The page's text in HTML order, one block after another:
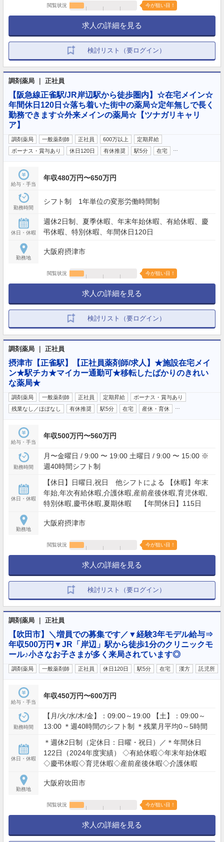
閲覧状況 今が狙い目！
求人の詳細を見る
検討リスト（要ログイン）
調剤薬局 ｜ 正社員
【阪急線正雀駅/JR岸辺駅から徒歩圏内】☆在宅メイン☆
年間休日120日☆落ち着いた街中の薬局☆定年無しで長く
勤務できます☆外来メインの薬局☆【ツナガリキャリ
ア】
調剤薬局 一般薬剤師 正社員 600万以上
定期昇給
ボーナス・賞与あり
休日120日 有休推奨 駅5分 在宅
給与・手当
年収480万円〜650万円
勤務時間
シフト制 1年単位の変形労働時間制
休日・休暇
週休2日制、夏季休暇、年末年始休暇、有給休暇、慶
弔休暇、特別休暇、年間休日120日
勤務地
大阪府摂津市
閲覧状況 今が狙い目！
求人の詳細を見る
検討リスト（要ログイン）
調剤薬局 ｜ 正社員
摂津市【正雀駅】【正社員薬剤師/求人】★施設在宅メイ
ン★駅チカ★マイカー通勤可★移転したばかりのきれい
な薬局★
調剤薬局 一般薬剤師 正社員 定期昇給
ボーナス・賞与あり
残業なし／ほぼなし
有休推奨 駅5分 在宅 産休・育休
給与・手当
年収500万円〜560万円
勤務時間
月〜金曜日 / 9:00 〜 19:00 土曜日 / 9:00 〜 15:00 ※
週40時間シフト制
休日・休暇
【休日】日曜日,祝日 他シフトによる 【休暇】年末
年始,年次有給休暇,介護休暇,産前産後休暇,育児休暇,
特別休暇,慶弔休暇,夏期休暇 【年間休日】115日
勤務地
大阪府摂津市
閲覧状況 今が狙い目！
求人の詳細を見る
検討リスト（要ログイン）
調剤薬局 ｜ 正社員
【吹田市】＼増員での募集です／▼経験3年モデル給与⇒
年収500万円▼JR「岸辺」駅から徒歩1分のクリニックモ
ール♪小さなお子さまが多く来局されています◎
調剤薬局 一般薬剤師 正社員 休日120日 駅5分 在宅 漢方 託児所
給与・手当
年収450万円〜600万円
勤務時間
【月/火/水/木/金】：09:00～19:00 【土】：09:00～
13:00 ＊週40時間のシフト制 ＊残業月平均0～5時間
休日・休暇
＊週休2日制（定休日：日曜・祝日）／＊年間休日
122日（2024年度実績） ◇有給休暇◇年末年始休暇
◇慶弔休暇◇育児休暇◇産前産後休暇◇介護休暇
勤務地
大阪府吹田市
閲覧状況 今が狙い目！
求人の詳細を見る